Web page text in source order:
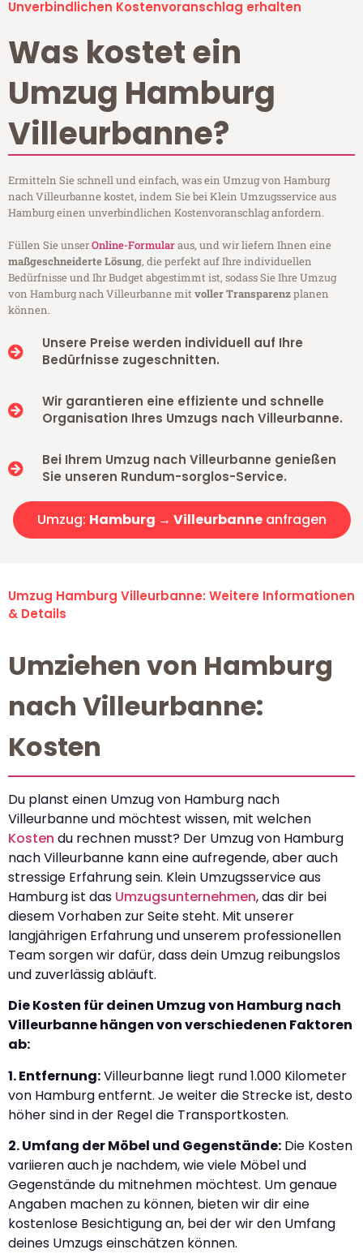
Unverbindlichen Kostenvoranschlag erhalten
Was kostet ein
Umzug Hamburg
Villeurbanne?
Ermitteln Sie schnell und einfach, was ein Umzug von Hamburg
nach Villeurbanne kostet, indem Sie bei Klein Umzugsservice aus
Hamburg einen unverbindlichen Kostenvoranschlag anfordern.
Füllen Sie unserOnline-Formularaus, und wir liefern Ihnen eine
maßgeschneiderte Lösung, die perfekt auf Ihre individuellen
Bedürfnisse und Ihr Budget abgestimmt ist, sodass Sie Ihre Umzug
von Hamburg nach Villeurbanne mitvoller Transparenzplanen
können.
Unsere Preise werden individuell auf Ihre
Bedürfnisse zugeschnitten.
Wir garantieren eine effiziente und schnelle
Organisation Ihres Umzugs nach Villeurbanne.
Bei Ihrem Umzug nach Villeurbanne genießen
Sie unseren Rundum-sorglos-Service.
Umzug: Hamburg → Villeurbanneanfragen
Umzug Hamburg Villeurbanne: Weitere Informationen
& Details
Umziehen von Hamburg
nach Villeurbanne:
Kosten
Du planst einen Umzug von Hamburg nach
Villeurbanne und möchtest wissen, mit welchen
Kosten du rechnen musst? Der Umzug von Hamburg
nach Villeurbanne kann eine aufregende, aber auch
stressige Erfahrung sein. Klein Umzugsservice aus
Hamburg ist das Umzugsunternehmen, das dir bei
diesem Vorhaben zur Seite steht. Mit unserer
langjährigen Erfahrung und unserem professionellen
Team sorgen wir dafür, dass dein Umzug reibungslos
und zuverlässig abläuft.
Die Kosten für deinen Umzug von Hamburg nach
Villeurbanne hängen von verschiedenen Faktoren
ab:
1. Entfernung:Villeurbanne liegt rund 1.000 Kilometer
von Hamburg entfernt. Je weiter die Strecke ist, desto
höher sind in der Regel die Transportkosten.
2. Umfang der Möbel und Gegenstände: Die Kosten
variieren auch je nachdem, wie viele Möbel und
Gegenstände du mitnehmen möchtest. Um genaue
Angaben machen zu können, bieten wir dir eine
kostenlose Besichtigung an, bei der wir den Umfang
deines Umzugs einschätzen können.